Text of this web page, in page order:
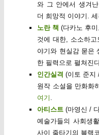
와 그 안에서 생겨
더 희망적 이야기.
노란 책 (다카노 후
것에 대한, 소소하
야기와 현실감 묻은
한 필력으로 펼쳐진
인간실격 (이토 준지
원작 소설을 만화화
여기 .
아티스트 (마영신 /
예술가들의 사회생
사이 줄타기의 블랙